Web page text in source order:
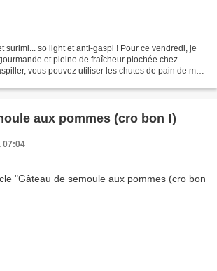
surimi... so light et anti-gaspi ! Pour ce vendredi, je
et pleine de fraîcheur piochée chez
vous pouvez utiliser les chutes de pain de mie
aux pommes (cro bon !)
07:04